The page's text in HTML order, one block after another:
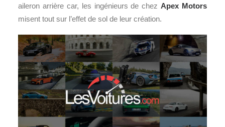
aileron arrière car, les ingénieurs de chezApex Motors
misent tout sur l’effet de sol de leur création.